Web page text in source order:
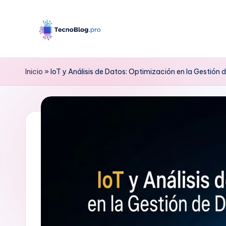
contenido
B
l
g
Inicio »IoT y Análisis de Datos: Optimización en la Gestión